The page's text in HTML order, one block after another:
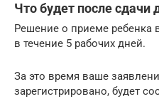
Что будет после сдачи
Решение о приеме ребенка
в течение 5 рабочих дней.
За это время ваше
зарегистрировано, будет